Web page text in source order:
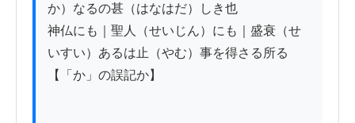
か）なるの甚（はなはだ）しき也
神仏にも｜聖人（せいじん）にも｜盛衰（せ
いすい）あるは止（やむ）事を得さる所る
【「か」の誤記か】